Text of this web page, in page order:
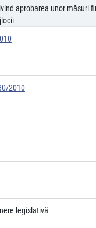
aprobarea unor măsuri
2010
legislativă